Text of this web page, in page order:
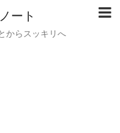
ート
からスッキリへ